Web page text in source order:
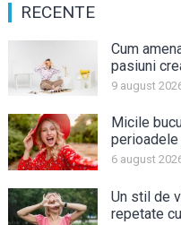
RECENTE
Cum
pasiuni
9 august
Micile
6 august
Un stil de
repetate